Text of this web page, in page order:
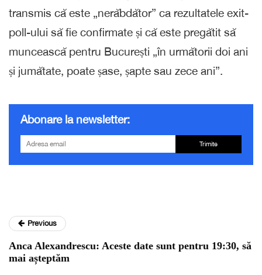
transmis că este „nerăbdător” ca rezultatele exit-
poll-ului să fie confirmate și că este pregătit să
muncească pentru București „în următorii doi ani
și jumătate, poate șase, șapte sau zece ani”.
Abonare la newsletter:
Trimite
Previous
Anca Alexandrescu: Aceste date sunt pentru 19:30, să
mai așteptăm